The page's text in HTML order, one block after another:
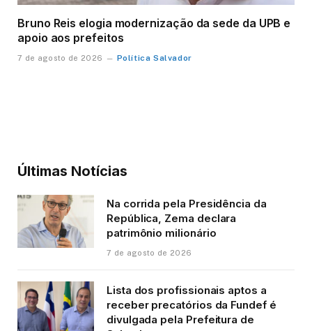
Bruno Reis elogia modernização da sede da UPB e
apoio aos prefeitos
7 de agosto de 2026 Política Salvador
Últimas Notícias
Na corrida pela Presidência da
República, Zema declara
patrimônio milionário
7 de agosto de 2026
Lista dos profissionais aptos a
receber precatórios da Fundef é
divulgada pela Prefeitura de